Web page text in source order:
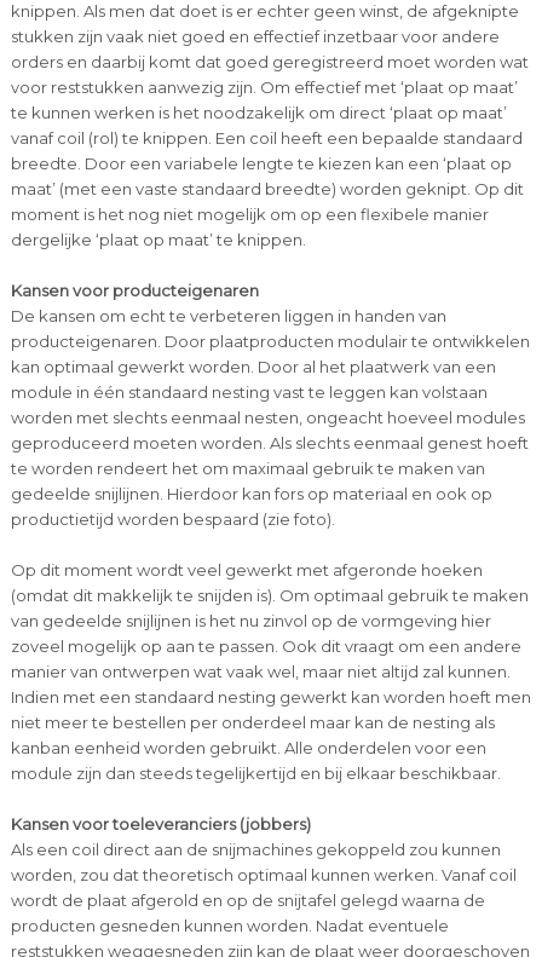
knippen. Als men dat doet is er echter geen winst, de afgeknipte
stukken zijn vaak niet goed en effectief inzetbaar voor andere
orders en daarbij komt dat goed geregistreerd moet worden wat
voor reststukken aanwezig zijn. Om effectief met ‘plaat op maat’
te kunnen werken is het noodzakelijk om direct ‘plaat op maat’
vanaf coil (rol) te knippen. Een coil heeft een bepaalde standaard
breedte. Door een variabele lengte te kiezen kan een ‘plaat op
maat’ (met een vaste standaard breedte) worden geknipt. Op dit
moment is het nog niet mogelijk om op een flexibele manier
dergelijke ‘plaat op maat’ te knippen.
Kansen voor producteigenaren
De kansen om echt te verbeteren liggen in handen van
producteigenaren. Door plaatproducten modulair te ontwikkelen
kan optimaal gewerkt worden. Door al het plaatwerk van een
module in één standaard nesting vast te leggen kan volstaan
worden met slechts eenmaal nesten, ongeacht hoeveel modules
geproduceerd moeten worden. Als slechts eenmaal genest hoeft
te worden rendeert het om maximaal gebruik te maken van
gedeelde snijlijnen. Hierdoor kan fors op materiaal en ook op
productietijd worden bespaard (zie foto).
Op dit moment wordt veel gewerkt met afgeronde hoeken
(omdat dit makkelijk te snijden is). Om optimaal gebruik te maken
van gedeelde snijlijnen is het nu zinvol op de vormgeving hier
zoveel mogelijk op aan te passen. Ook dit vraagt om een andere
manier van ontwerpen wat vaak wel, maar niet altijd zal kunnen.
Indien met een standaard nesting gewerkt kan worden hoeft men
niet meer te bestellen per onderdeel maar kan de nesting als
kanban eenheid worden gebruikt. Alle onderdelen voor een
module zijn dan steeds tegelijkertijd en bij elkaar beschikbaar.
Kansen voor toeleveranciers (jobbers)
Als een coil direct aan de snijmachines gekoppeld zou kunnen
worden, zou dat theoretisch optimaal kunnen werken. Vanaf coil
wordt de plaat afgerold en op de snijtafel gelegd waarna de
producten gesneden kunnen worden. Nadat eventuele
reststukken weggesneden zijn kan de plaat weer doorgeschoven